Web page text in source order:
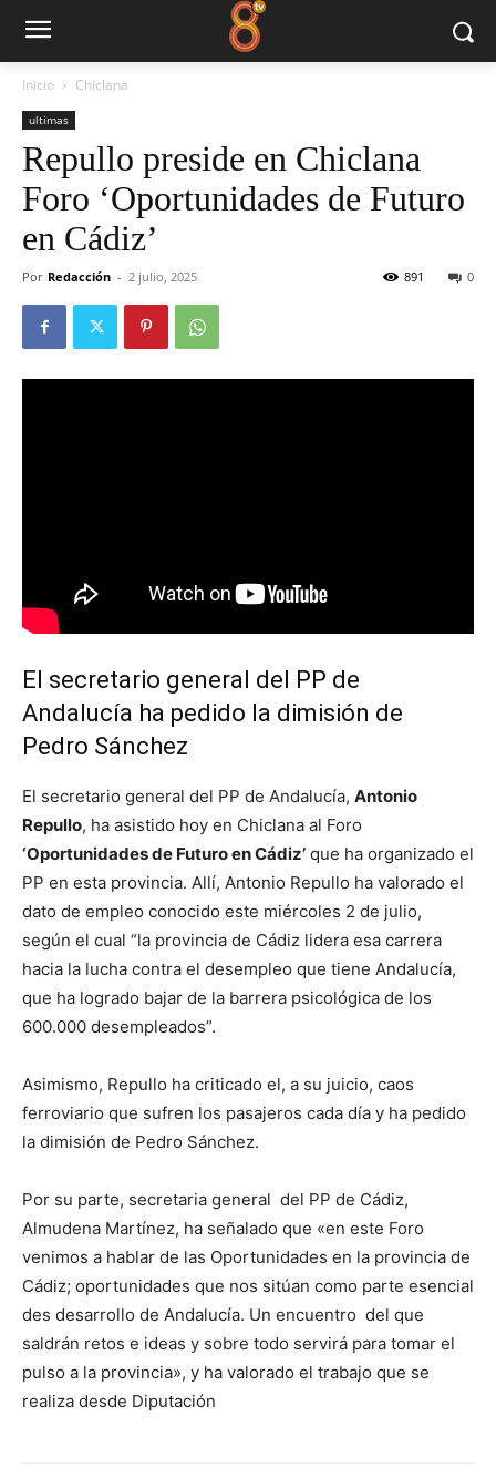
Inicio Chiclana
ultimas
Repullo preside en Chiclana
Foro ‘Oportunidades de Futuro
en Cádiz’
Por Redacción - 2 julio, 2025 0
891
El secretario general del PP de
Andalucía ha pedido la dimisión de
Pedro Sánchez
El secretario general del PP de Andalucía, Antonio
Repullo, ha asistido hoy en Chiclana al Foro
‘Oportunidades de Futuro en Cádiz’ que ha organizado el
PP en esta provincia. Allí, Antonio Repullo ha valorado el
dato de empleo conocido este miércoles 2 de julio,
según el cual “la provincia de Cádiz lidera esa carrera
hacia la lucha contra el desempleo que tiene Andalucía,
que ha logrado bajar de la barrera psicológica de los
600.000 desempleados”.
Asimismo, Repullo ha criticado el, a su juicio, caos
ferroviario que sufren los pasajeros cada día y ha pedido
la dimisión de Pedro Sánchez.
Por su parte, secretaria general del PP de Cádiz,
Almudena Martínez, ha señalado que «en este Foro
venimos a hablar de las Oportunidades en la provincia de
Cádiz; oportunidades que nos sitúan como parte esencial
des desarrollo de Andalucía. Un encuentro del que
saldrán retos e ideas y sobre todo servirá para tomar el
pulso a la provincia», y ha valorado el trabajo que se
realiza desde Diputación